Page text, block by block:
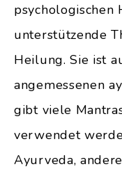
unterstützende
Heilung. Sie ist
angemessenen
gibt viele
verwendet
Ayurveda,